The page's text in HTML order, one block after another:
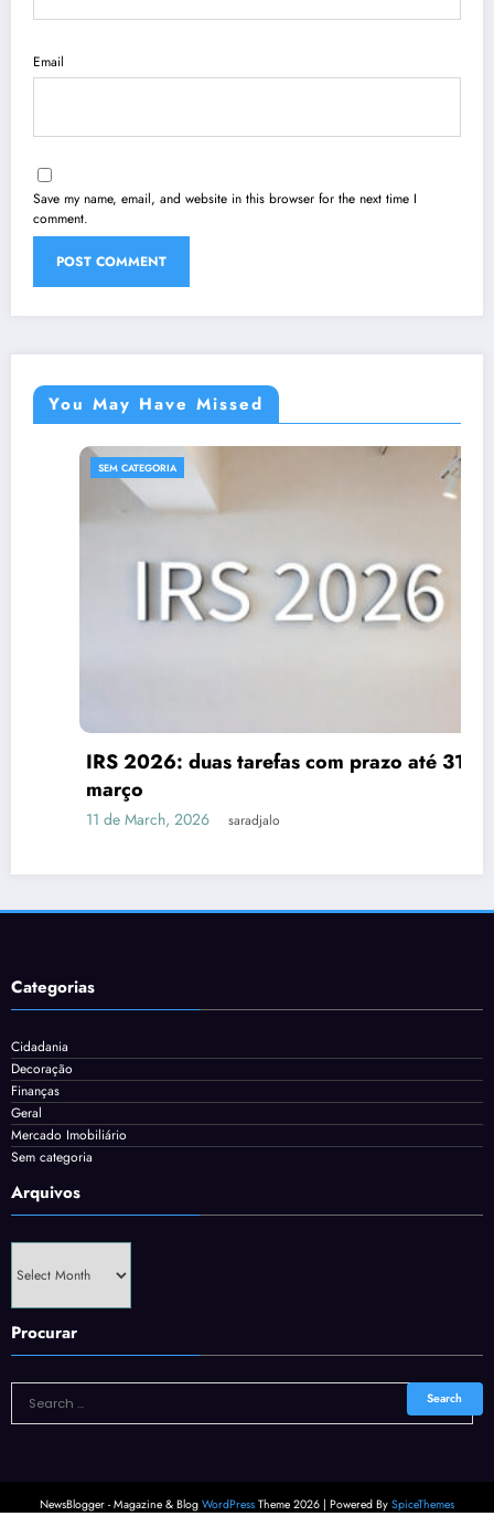
Email
Save my name, email, and website in this browser for the next time I
comment.
You May Have Missed
SEM CATEGORIA
IRS 2026: duas tarefas com prazo até 31 de
março
11 de March, 2026 saradjalo
Categorias
Cidadania
Decoração
Finanças
Geral
Mercado Imobiliário
Sem categoria
Arquivos
Procurar
NewsBlogger - Magazine & Blog WordPress Theme 2026 | Powered By SpiceThemes